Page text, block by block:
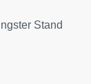
Stand